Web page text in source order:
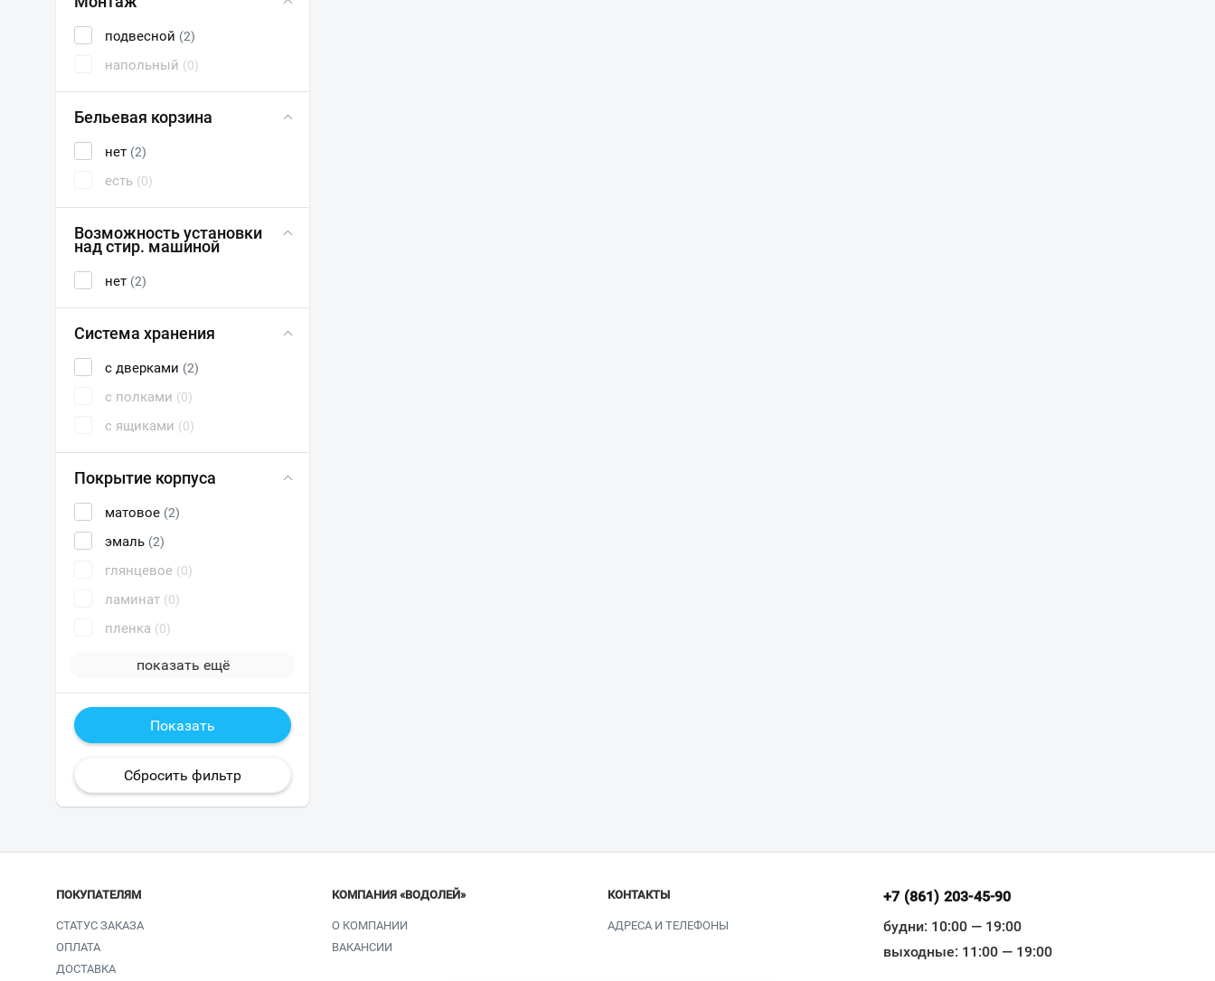
подвесной (2)
напольный (0)
Бельевая корзина
нет (2)
есть (0)
Возможность установки
над стир. машиной
нет (2)
Система хранения
с дверками (2)
с полками (0)
с ящиками (0)
Покрытие корпуса
матовое (2)
эмаль (2)
глянцевое (0)
ламинат (0)
пленка (0)
показать ещё
ПОКУПАТЕЛЯМ
СТАТУС ЗАКАЗА
ОПЛАТА
ДОСТАВКА
КОМПАНИЯ «ВОДОЛЕЙ»
О КОМПАНИИ
ВАКАНСИИ
КОНТАКТЫ
АДРЕСА И ТЕЛЕФОНЫ
+7 (861) 203-45-90
будни: 10:00 — 19:00
выходные: 11:00 — 19:00